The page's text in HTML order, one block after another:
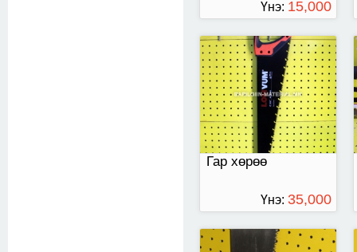
Үнэ: 15,000
ТӨГРӨГ
Гар хөрөө
Үнэ: 35,000
ТӨГРӨГ
20*/500мм-тэй